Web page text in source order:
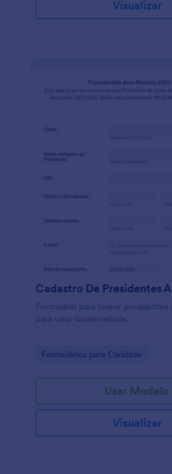
Visualizar
Formulário para inserir presidentes
para uma Governadoria.
Go to Category:
Formulários para Caridade
Usar Modelo
Visualizar